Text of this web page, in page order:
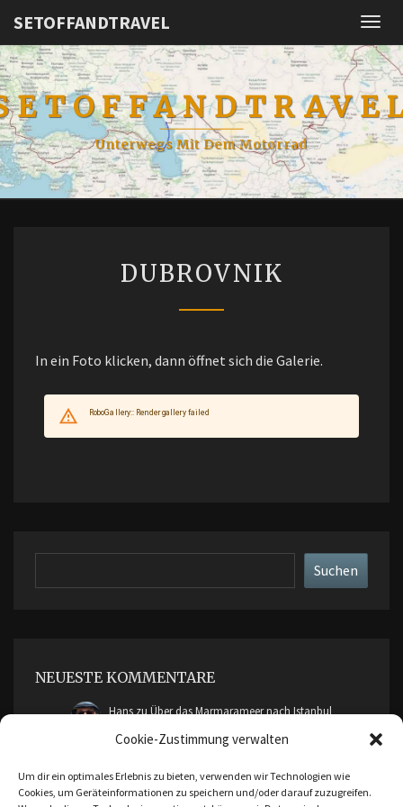
Cookie-Zustimmung verwalten
Um dir ein optimales Erlebnis zu bieten, verwenden wir Technologien wie
Cookies, um Geräteinformationen zu speichern und/oder darauf zuzugreifen.
SETOFFANDTRAVEL
Unterwegs Mit Dem Motorrad
DUBROVNIK
In ein Foto klicken, dann öffnet sich die Galerie.
Suchen
NEUESTE KOMMENTARE
HanszuÜber das Marmarameer nach Istanbul
Malte FriendicazuAnkara, Bursa und Cumalikizik